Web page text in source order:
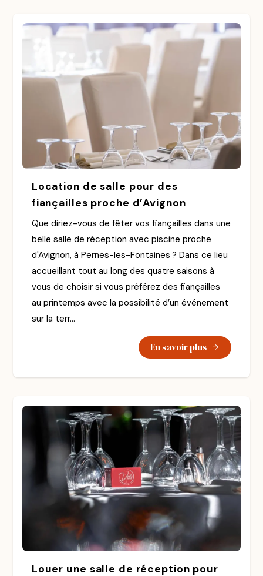
Location de salle pour des
fiançailles proche d’Avignon
Que diriez-vous de fêter vos fiançailles dans une
belle salle de réception avec piscine proche
d'Avignon, à Pernes-les-Fontaines ? Dans ce lieu
accueillant tout au long des quatre saisons à
vous de choisir si vous préférez des fiançailles
au printemps avec la possibilité d’un événement
sur la terr...
En savoir plus
Louer une salle de réception pour